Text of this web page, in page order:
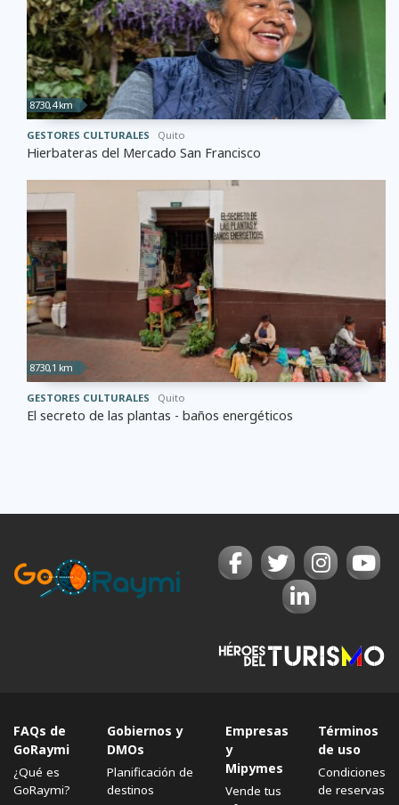
8730,4 km
GESTORES CULTURALES Quito
Hierbateras del Mercado San Francisco
8730,1 km
GESTORES CULTURALES Quito
El secreto de las plantas - baños energéticos
FAQs de
GoRaymi
¿Qué es
GoRaymi?
Gobiernos y
DMOs
Planificación de
destinos
Empresas
y
Mipymes
Vende tus
Términos
de uso
Condiciones
de reservas